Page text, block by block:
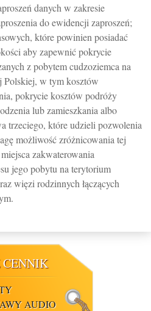
danych w zakresie
do ewidencji zaproszeń;
które powinien posiadać
aby zapewnić pokrycie
z pobytem cudzoziemca na
Polskiej, w tym kosztów
pokrycie kosztów podróży
lub zamieszkania albo
trzeciego, które udzieli pozwolenia
możliwość zróżnicowania tej
zakwaterowania
jego pobytu na terytorium
więzi rodzinnych łączących
CENNIK
AUDIO